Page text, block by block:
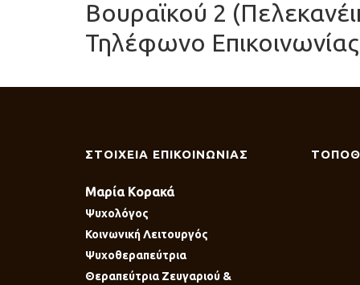
Βουραϊκού 2
Τηλέφωνο
ΣΤΟΙΧΕΙΑ ΕΠΙΚΟΙΝΩΝΙΑΣ
Μαρία Κορακά
Ψυχολόγος
Κοινωνική Λειτουργός
Ψυχοθεραπεύτρια
Θεραπεύτρια Ζευγαριού &